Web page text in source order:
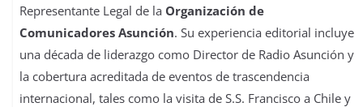
Representante Legal de la Organización de
Comunicadores Asunción. Su experiencia editorial incluye
una década de liderazgo como Director de Radio Asunción y
la cobertura acreditada de eventos de trascendencia
internacional, tales como la visita de S.S. Francisco a Chile y